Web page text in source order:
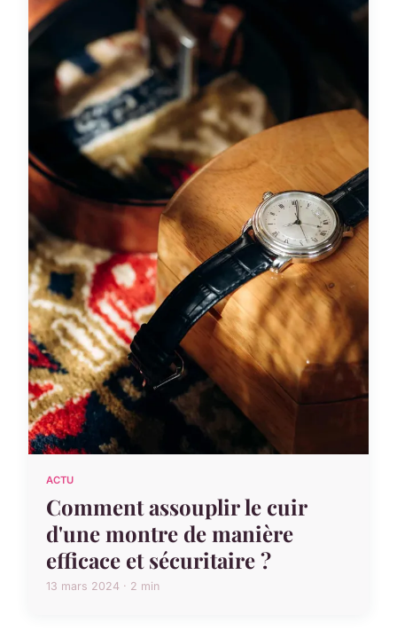
ACTU
Comment assouplir le cuir
d'une montre de manière
efficace et sécuritaire ?
13 mars 2024 · 2 min